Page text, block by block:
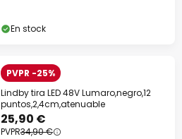
En stock
PVPR -25%
Lindby tira LED 48V Lumaro,negro,12
puntos,2,4cm,atenuable
25,90 €
PVPR34,90 €